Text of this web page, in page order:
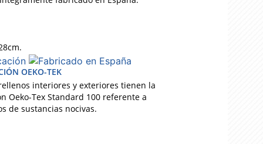
OEKO-TEK
interiores y exteriores tienen la
Oeko-Tex Standard 100 referente a
de sustancias nocivas.